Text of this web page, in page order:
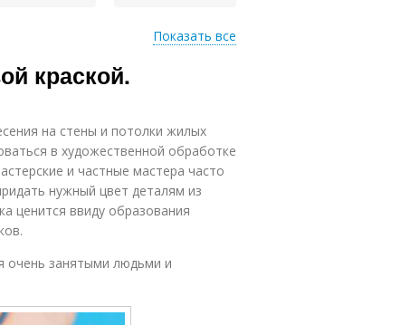
Показать все
краской.
на стены и потолки жилых
в художественной обработке
и частные мастера часто
нужный цвет деталям из
ценится ввиду образования
очень занятыми людьми и